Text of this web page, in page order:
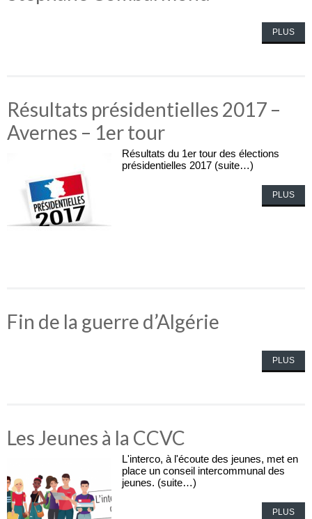
PLUS
Résultats présidentielles 2017 –
Avernes – 1er tour
Résultats du 1er tour des élections
présidentielles 2017 (suite…)
PLUS
Fin de la guerre d’Algérie
PLUS
Les Jeunes à la CCVC
L'interco, à l'écoute des jeunes, met en
place un conseil intercommunal des
jeunes. (suite…)
PLUS